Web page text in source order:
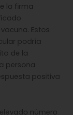
la firma
Estos
podría
de la
persona
positiva
número